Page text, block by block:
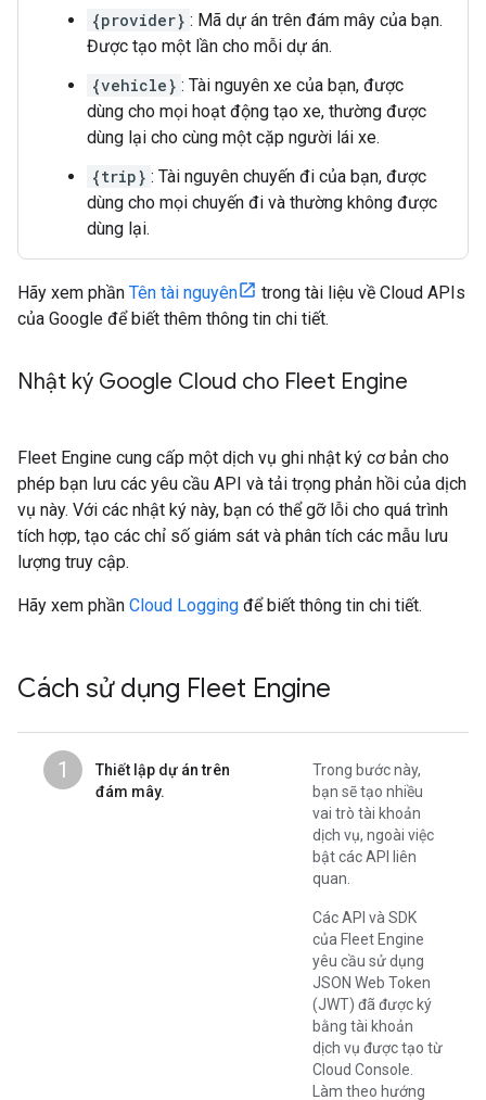
{provider} : Mã dự án trên đám mây của bạn.
Được tạo một lần cho mỗi dự án.
{vehicle} : Tài nguyên xe của bạn, được
dùng cho mọi hoạt động tạo xe, thường được
dùng lại cho cùng một cặp người lái xe.
{trip} : Tài nguyên chuyến đi của bạn, được
dùng cho mọi chuyến đi và thường không được
dùng lại.
Hãy xem phần Tên tài nguyên
trong tài liệu về Cloud APIs
của Google để biết thêm thông tin chi tiết.
Nhật ký Google Cloud cho Fleet Engine
Fleet Engine cung cấp một dịch vụ ghi nhật ký cơ bản cho
phép bạn lưu các yêu cầu API và tải trọng phản hồi của dịch
vụ này. Với các nhật ký này, bạn có thể gỡ lỗi cho quá trình
tích hợp, tạo các chỉ số giám sát và phân tích các mẫu lưu
lượng truy cập.
Hãy xem phần Cloud Logging để biết thông tin chi tiết.
Cách sử dụng Fleet Engine
1
Thiết lập dự án trên
đám mây.
Trong bước này,
bạn sẽ tạo nhiều
vai trò tài khoản
dịch vụ, ngoài việc
bật các API liên
quan.
Các API và SDK
của Fleet Engine
yêu cầu sử dụng
JSON Web Token
(JWT) đã được ký
bằng tài khoản
dịch vụ được tạo từ
Cloud Console.
Làm theo hướng